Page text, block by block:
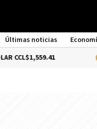
Últimas noticias